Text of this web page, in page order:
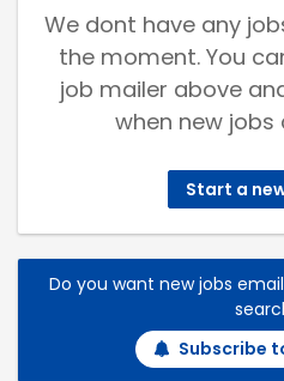
We dont have any
the moment. You
job mailer above
when new jobs
Start a
Do you want new jobs
Subscribe